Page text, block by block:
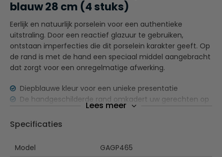
blauw 28 cm (4 stuks)
Eerlijk en natuurlijk porselein voor een authentieke
uitstraling. Door een reactief glazuur te gebruiken,
ontstaan imperfecties die dit porselein karakter geeft. Op
de rand is met de hand een speciaal middel aangebracht
dat zorgt voor een onregelmatige afwerking.
Diepblauwe kleur voor een unieke presentatie
De handgeschilderde rand omkadert uw gerechten op
De onregelmatigheden in de afwerking geven het
Dankzij het reactieve glazuur heeft ieder stuk een
Lees meer
Specificaties
Model
GAGP465